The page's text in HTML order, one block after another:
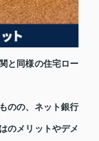
と同様の住宅ロー
のの、ネット銀行
のメリットやデメ